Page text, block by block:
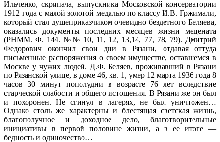
Ильченко, скрипача, выпускника Московской консерватории
1912 года с малой золотой медалью по классу И.В. Гржимали,
который стал душеприказчиком очевидно бездетного Беляева,
оказались документы последних месяцев жизни мецената
(РНММ. Ф. 144. №№ 10, 11, 12, 13,14, 77, 78, 79). Дмитрий
Федорович окончил свои дни в Рязани, отдавая оттуда
письменные распоряжения о своем имуществе, оставшемся в
Москве у чужих людей. Д.Ф. Беляев, проживавший в Рязани
по Рязанской улице, в доме 46, кв. 1, умер 12 марта 1936 года 8
часов 30 минут пополудни в возрасте 76 лет вследствие
старческой слабости и общего истощения. В Рязани же он был
и похоронен. Не сгинул в лагерях, не был уничтожен…
Однако столь же характерны и блестящая светская жизнь,
благополучное и доходное дело, благотворительные
инициативы в первой половине жизни, а в ее итоге —
бедность и одиночество…